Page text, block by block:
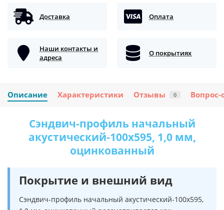
Доставка Оплата
Наши контакты и
адреса
О покрытиях
Описание Характеристики Отзывы 0 Вопрос-
Сэндвич-профиль начальный
акустический-100х595, 1,0 мм,
оцинкованный
Покрытие и внешний вид
Сэндвич-профиль начальный акустический-100х595,